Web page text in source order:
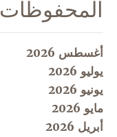
المحفوظات
أغسطس 2026
يوليو 2026
يونيو 2026
مايو 2026
أبريل 2026